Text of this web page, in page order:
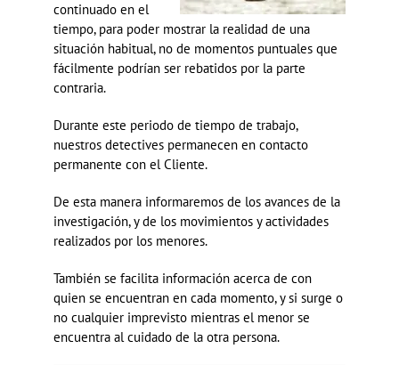
continuado en el
tiempo, para poder mostrar la realidad de una
situación habitual, no de momentos puntuales que
fácilmente podrían ser rebatidos por la parte
contraria.
Durante este periodo de tiempo de trabajo,
nuestros detectives permanecen en contacto
permanente con el Cliente.
De esta manera informaremos de los avances de la
investigación, y de los movimientos y actividades
realizados por los menores.
También se facilita información acerca de con
quien se encuentran en cada momento, y si surge o
no cualquier imprevisto mientras el menor se
encuentra al cuidado de la otra persona.